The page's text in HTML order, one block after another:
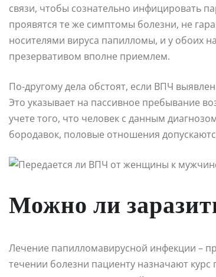
связи, чтобы сознательно инфицировать
проявятся те же симптомы болезни, не
носителями вируса папилломы, и у обоих
презервативом вполне приемлем.
По-другому дела обстоят, если ВПЧ
Это указывает на пассивное пребывание
учете того, что человек с данным
бородавок, половые отношения
Можно ли
Лечение папилломавирусной инфекции –
течении болезни пациенту назначают